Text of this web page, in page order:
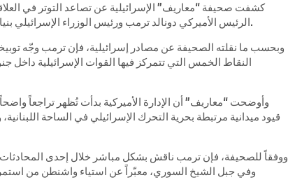
كشفت صحيفة “معاريف” الإسرائيلية عن تصاعد التوتر في
الرئيس الأميركي دونالد ترمب ورئيس الوزراء الإسرائيلي بنيامين نتنياهو بشأن التطورات الأمنية والسياسية في لبنان وسوريا.
وبحسب ما نقلته الصحيفة عن مصادر إسرائيلية، فإن ترمب وجّه
النقاط الخمس التي تتمركز فيها القوات الإسرائيلية
وأوضحت “معاريف” أن الإدارة الأميركية بدأت تُظهر تراجعاً
قيود ميدانية مرتبطة بحرية التحرك الإسرائيلي في الساحة
ووفقاً للصحيفة، فإن ترمب ناقش بشكل مباشر خلال إحدى المحادثات
وفي جبل الشيخ السوري، معبّراً عن استياء واشنطن من